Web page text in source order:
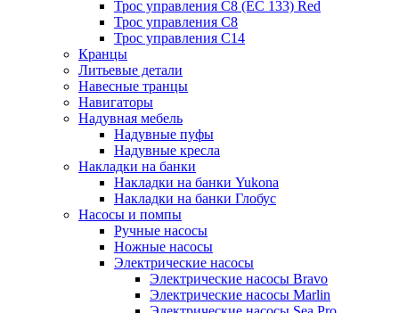
Трос управления C8 (ЕС 133) Red
Трос управления C8
Трос управления C14
Кранцы
Литьевые детали
Навесные транцы
Навигаторы
Надувная мебель
Надувные пуфы
Надувные кресла
Накладки на банки
Накладки на банки Yukona
Накладки на банки Глобус
Насосы и помпы
Ручные насосы
Ножные насосы
Электрические насосы
Электрические насосы Bravo
Электрические насосы Marlin